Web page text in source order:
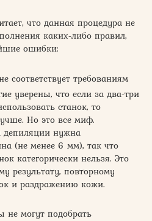
что данная процедура не
каких-либо правил,
ошибки:
соответствует требованиям
уверены, что если за два-три
станок, то
Но это все миф.
депиляции нужна
(не менее 6 мм), так что
категорически нельзя. Это
результату, повторному
и раздражению кожи.
могут подобрать